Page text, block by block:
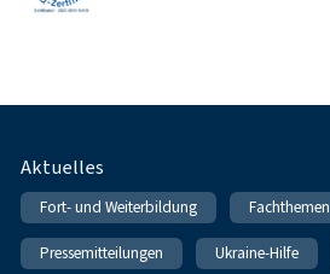
Fußnavigation
Aktuelles
Fort- und Weiterbildung Fachthemen
Pressemitteilungen Ukraine-Hilfe